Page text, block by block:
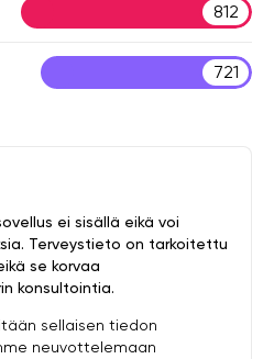
812
721
ei sisällä eikä voi
Terveystieto on tarkoitettu
se korvaa
konsultointia.
sellaisen tiedon
neuvottelemaan